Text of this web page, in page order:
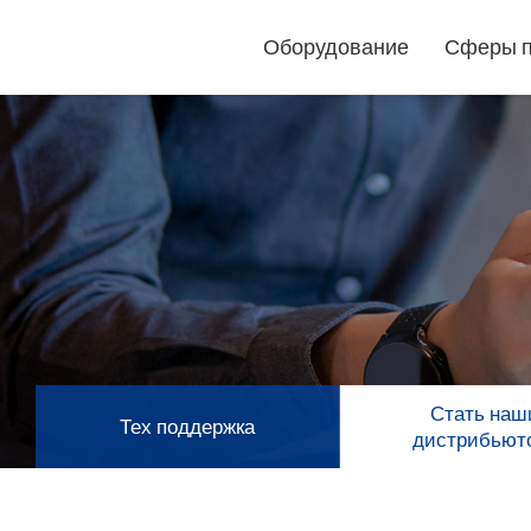
Оборудование
Режущие
плоттеры
Лазерные
маркировщики
Сферы
GCC
GCC
Тех поддержка
Стать